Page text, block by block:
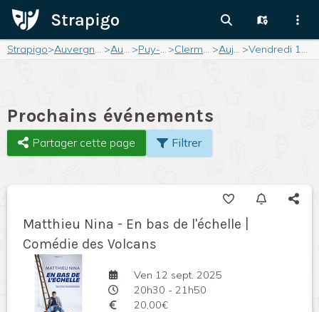
Strapigo> Auvergne-Rhône-Alpes > Auvergne > Puy-de-Dôme > Clermont-Ferrand > Aujourd'hui > Vendredi 12 septembre 2025
Prochains événements
Partager cette page Filtrer
Matthieu Nina - En bas de l'échelle |
Comédie des Volcans
Ven 12 sept. 2025
20h30 - 21h50
20,00€